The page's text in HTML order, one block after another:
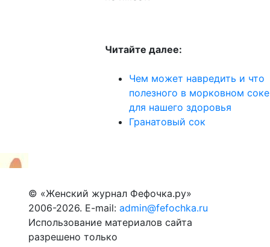
Читайте далее:
Чем может навредить и что
полезного в морковном соке
для нашего здоровья
Гранатовый сок
© «Женский журнал Фефочка.ру»
2006-2026. E-mail: admin@fefochka.ru
Использование материалов сайта
разрешено только